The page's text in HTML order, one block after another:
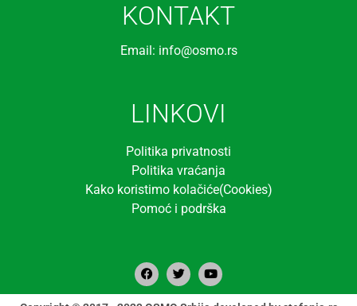
KONTAKT
Email: info@osmo.rs
LINKOVI
Politika privatnosti
Politika vraćanja
Kako koristimo kolačiće(Cookies)
Pomoć i podrška